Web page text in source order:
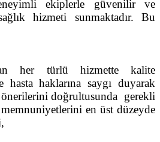
ekiplerle güvenilir ve
hizmeti sunmaktadır. Bu
her türlü hizmette kalite
hasta haklarına saygı duyarak
önerilerini doğrultusunda gerekli
en üst düzeyde